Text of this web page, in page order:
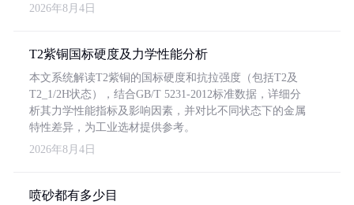
2026年8月4日
T2紫铜国标硬度及力学性能分析
本文系统解读T2紫铜的国标硬度和抗拉强度（包括T2及
T2_1/2H状态），结合GB/T 5231-2012标准数据，详细分
析其力学性能指标及影响因素，并对比不同状态下的金属
特性差异，为工业选材提供参考。
2026年8月4日
喷砂都有多少目